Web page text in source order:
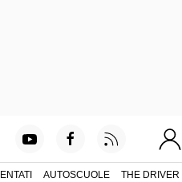
AUTOSCUOLE THE DRIVER